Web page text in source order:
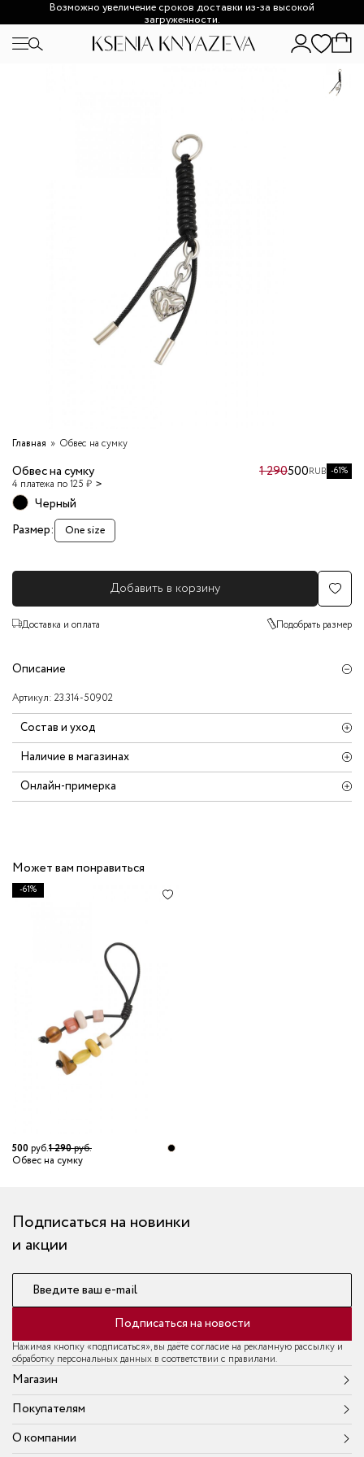
Возможно увеличение сроков доставки из-за высокой
загруженности.
Главная Обвес на сумку
Обвес на сумку
4 платежа по 125 ₽
1 290500RUB -61%
Черный
Размер:
One size
Добавить в корзину
Доставка и оплата Подобрать размер
Описание
Артикул: 23.314-50902
Состав и уход
Наличие в магазинах
Онлайн-примерка
Может вам понравиться
-61%
500руб.1 290руб.
Обвес на сумку
Подписаться на новинки
и акции
Введите ваш e-mail
Подписаться на новости
Нажимая кнопку «подписаться», вы даёте согласие на рекламную рассылку и
обработку персональных данных в соответствии с правилами.
Магазин
Покупателям
О компании